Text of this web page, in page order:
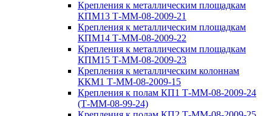
Крепления к металлическим площадкам
КПМ13 Т-ММ-08-2009-21
Крепления к металлическим площадкам
КПМ14 Т-ММ-08-2009-22
Крепления к металлическим площадкам
КПМ15 Т-ММ-08-2009-23
Крепления к металлическим колоннам
ККМ1 Т-ММ-08-2009-15
Крепления к полам КП1 Т-ММ-08-2009-24
(Т-ММ-08-99-24)